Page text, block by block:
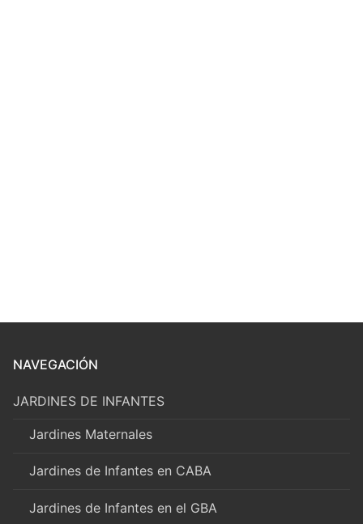
NAVEGACIÓN
JARDINES DE INFANTES
Jardines Maternales
Jardines de Infantes en CABA
Jardines de Infantes en el GBA